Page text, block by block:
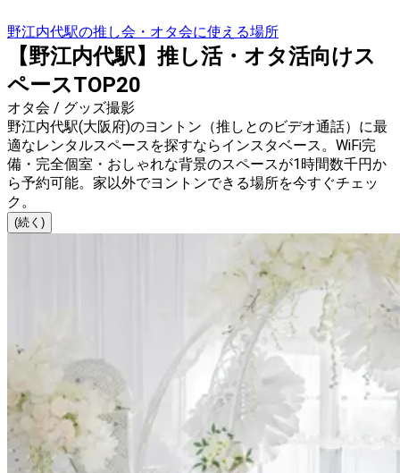
野江内代駅の推し会・オタ会に使える場所
【野江内代駅】推し活・オタ活向けス
ペースTOP20
オタ会 / グッズ撮影
野江内代駅(大阪府)のヨントン（推しとのビデオ通話）に最
適なレンタルスペースを探すならインスタベース。WiFi完
備・完全個室・おしゃれな背景のスペースが1時間数千円か
ら予約可能。家以外でヨントンできる場所を今すぐチェッ
ク。
(続く)